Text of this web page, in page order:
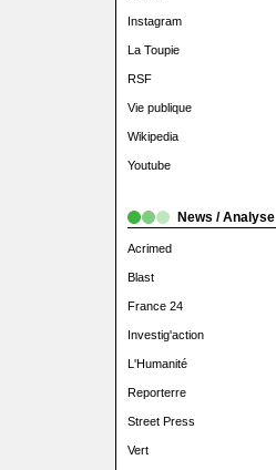
Instagram
La Toupie
RSF
Vie publique
Wikipedia
Youtube
News / Analyse
Acrimed
Blast
France 24
Investig'action
L'Humanité
Reporterre
Street Press
Vert